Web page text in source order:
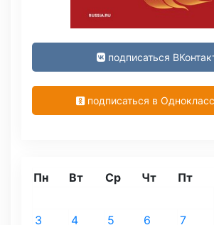
подписаться
подписаться в
Пн Вт Ср Чт Пт
3
4 5 6 7